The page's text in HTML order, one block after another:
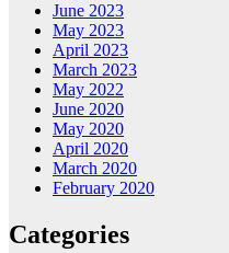
June 2023
May 2023
April 2023
March 2023
May 2022
June 2020
May 2020
April 2020
March 2020
February 2020
Categories